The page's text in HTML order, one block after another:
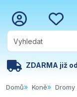
ZDARMA již
Domů Koně